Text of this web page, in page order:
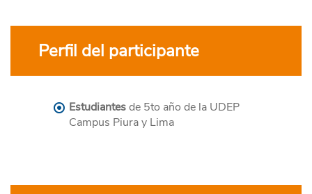
Perfil del participante
Estudiantesde 5to año de la UDEP
Campus Piura y Lima